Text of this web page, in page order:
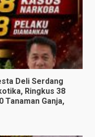
Deli Serdang
Ringkus 38
Tanaman Ganja,